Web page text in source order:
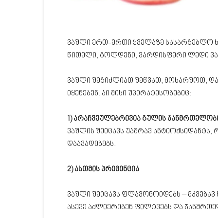
ვაშლი ერთ-ერთი ყველაზე სასარგებლო
წითელი, გოლდენი, ვარდისფერი ლედი
ვაშლი შეგიძლიათ შეწვათ, მოხარშოთ,
იყენებენ. აი მისი უპირატესობებიც:
1) არაჩვეულებრივია გულის
ვაშლის შეიცავს უამრავ
დაავადებებს.
2) ასთმის პრევენცია
ვაშლი შეიცავს ფლავონოიდებს –
ასევე აძლიერებენ ფილტვებს და